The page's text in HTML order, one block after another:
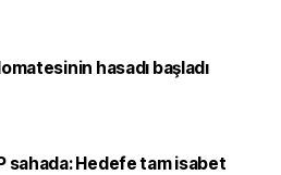
hasadı başladı
sahada: Hedefe tam isabet